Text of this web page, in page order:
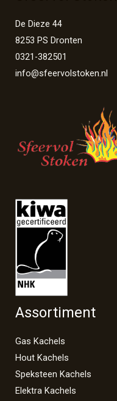
De Dieze 44
8253 PS Dronten
0321-382501
info@sfeervolstoken.nl
Assortiment
Gas Kachels
Hout Kachels
Speksteen Kachels
Elektra Kachels